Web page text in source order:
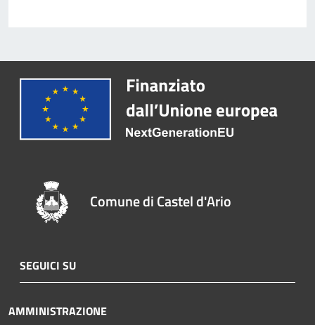
Comune di Castel d'Ario
SEGUICI SU
AMMINISTRAZIONE